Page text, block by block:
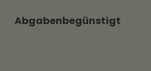
Abgabenbegünstigt